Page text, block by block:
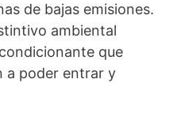
de bajas emisiones.
ambiental
que
a poder entrar y